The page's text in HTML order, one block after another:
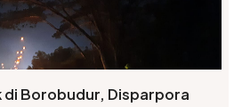
di Borobudur, Disparpora